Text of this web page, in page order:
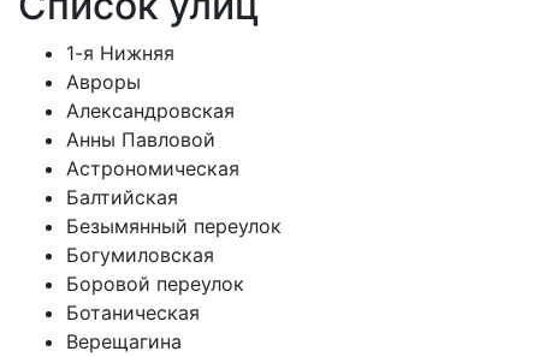
1-я Нижняя
Авроры
Александровская
Анны Павловой
Астрономическая
Балтийская
Безымянный переулок
Богумиловская
Боровой переулок
Ботаническая
Верещагина